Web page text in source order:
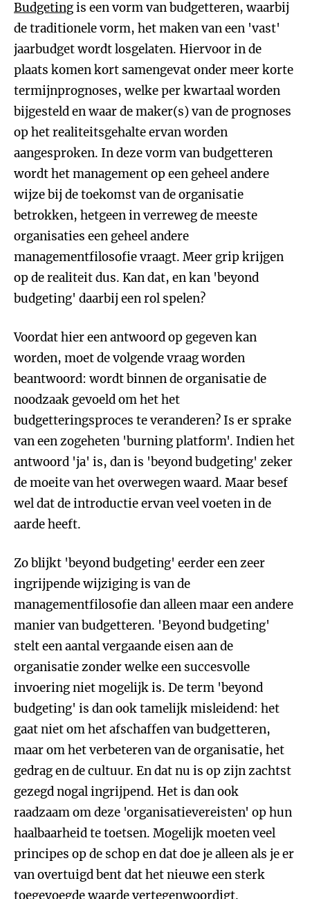
Budgetingis een vorm van budgetteren, waarbij
de traditionele vorm, het maken van een 'vast'
jaarbudget wordt losgelaten. Hiervoor in de
plaats komen kort samengevat onder meer korte
termijnprognoses, welke per kwartaal worden
bijgesteld en waar de maker(s) van de prognoses
op het realiteitsgehalte ervan worden
aangesproken. In deze vorm van budgetteren
wordt het management op een geheel andere
wijze bij de toekomst van de organisatie
betrokken, hetgeen in verreweg de meeste
organisaties een geheel andere
managementfilosofie vraagt. Meer grip krijgen
op de realiteit dus. Kan dat, en kan 'beyond
budgeting' daarbij een rol spelen?
Voordat hier een antwoord op gegeven kan
worden, moet de volgende vraag worden
beantwoord: wordt binnen de organisatie de
noodzaak gevoeld om het het
budgetteringsproces te veranderen? Is er sprake
van een zogeheten 'burning platform'. Indien het
antwoord 'ja' is, dan is 'beyond budgeting' zeker
de moeite van het overwegen waard. Maar besef
wel dat de introductie ervan veel voeten in de
aarde heeft.
Zo blijkt 'beyond budgeting' eerder een zeer
ingrijpende wijziging is van de
managementfilosofie dan alleen maar een andere
manier van budgetteren. 'Beyond budgeting'
stelt een aantal vergaande eisen aan de
organisatie zonder welke een succesvolle
invoering niet mogelijk is. De term 'beyond
budgeting' is dan ook tamelijk misleidend: het
gaat niet om het afschaffen van budgetteren,
maar om het verbeteren van de organisatie, het
gedrag en de cultuur. En dat nu is op zijn zachtst
gezegd nogal ingrijpend. Het is dan ook
raadzaam om deze 'organisatievereisten' op hun
haalbaarheid te toetsen. Mogelijk moeten veel
principes op de schop en dat doe je alleen als je er
van overtuigd bent dat het nieuwe een sterk
toegevoegde waarde vertegenwoordigt.